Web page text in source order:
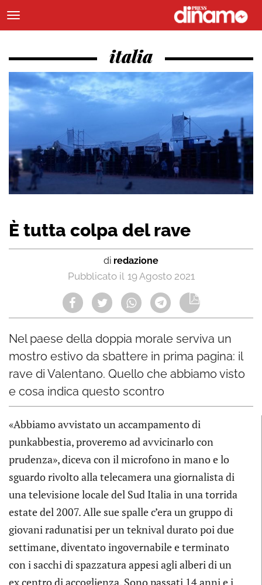
italia
È tutta colpa del rave
di redazione
19 Agosto 2021
Nel paese della doppia morale serviva un
mostro estivo da sbattere in prima pagina: il
rave di Valentano. Quello che abbiamo visto
e cosa indica questo scontro
«Abbiamo avvistato un accampamento di
punkabbestia, proveremo ad avvicinarlo con
prudenza», diceva con il microfono in mano e lo
sguardo rivolto alla telecamera una giornalista di
una televisione locale del Sud Italia in una torrida
estate del 2007. Alle sue spalle c’era un gruppo di
giovani radunatisi per un teknival durato poi due
settimane, diventato ingovernabile e terminato
con i sacchi di spazzatura appesi agli alberi di un
ex centro di accoglienza. Sono passati 14 anni e i